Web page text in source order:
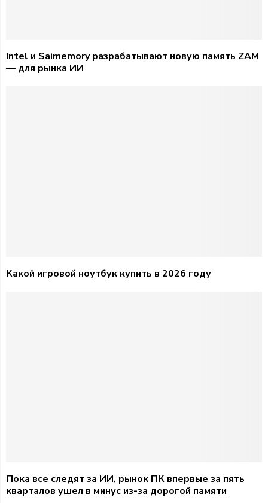
Intel и Saimemory разрабатывают новую память ZAM
— для рынка ИИ
Какой игровой ноутбук купить в 2026 году
Пока все следят за ИИ, рынок ПК впервые за пять
кварталов ушел в минус из-за дорогой памяти